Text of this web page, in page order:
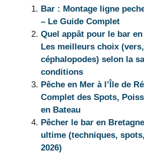
Bar : Montage ligne
– Le Guide Complet
Quel appât pour le bar
Les meilleurs choix
céphalopodes) selon la
conditions
Pêche en Mer à l’Île de
Complet des Spots,
en Bateau
Pêcher le bar en
ultime (techniques,
2026)